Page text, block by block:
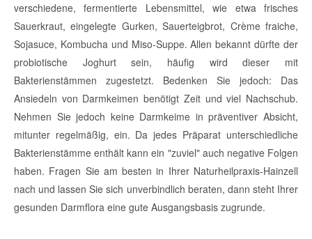
verschiedene, fermentierte Lebensmittel, wie etwa frisches
Sauerkraut, eingelegte Gurken, Sauerteigbrot, Crème fraiche,
Sojasuce, Kombucha und Miso-Suppe. Allen bekannt dürfte der
probiotische Joghurt sein, häufig wird dieser mit
Bakterienstämmen zugestetzt. Bedenken Sie jedoch: Das
Ansiedeln von Darmkeimen benötigt Zeit und viel Nachschub.
Nehmen Sie jedoch keine Darmkeime in präventiver Absicht,
mitunter regelmäßig, ein. Da jedes Präparat unterschiedliche
Bakterienstämme enthält kann ein "zuviel" auch negative Folgen
haben. Fragen Sie am besten in Ihrer Naturheilpraxis-Hainzell
nach und lassen Sie sich unverbindlich beraten, dann steht Ihrer
gesunden Darmflora eine gute Ausgangsbasis zugrunde.